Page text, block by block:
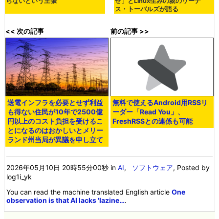
ス・トーバルズが語る
<< 次の記事
送電インフラを必要とせず利益
も得ない住民が10年で2500億
円以上のコスト負担を受けるこ
とになるのはおかしいとメリー
ランド州当局が異議を申し立て
前の記事 >>
無料で使えるAndroid用RSSリ
ーダー「Read You」、
FreshRSSとの連係も可能
2026年05月10日 20時55分00秒 inAI, ソフトウェア, Posted by
log1i_yk
You can read the machine translated English articleOne
observation is that AI lacks 'lazine….